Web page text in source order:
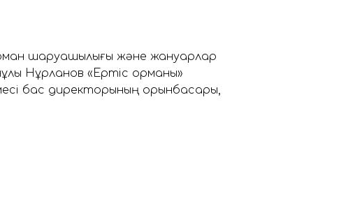
шаруашылығы және жануарлар
Нұрланов «Ертіс орманы»
бас директорының орынбасары,